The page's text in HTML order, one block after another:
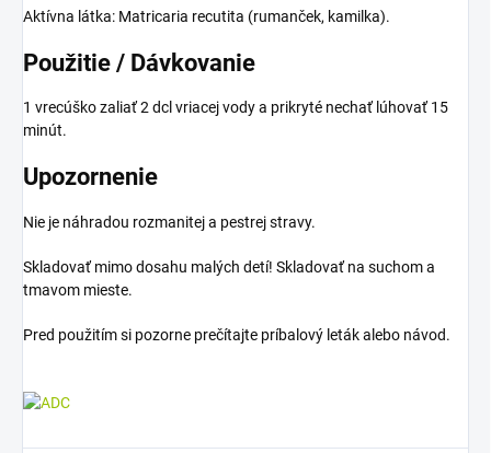
Aktívna látka: Matricaria recutita (rumanček, kamilka).
Použitie / Dávkovanie
1 vrecúško zaliať 2 dcl vriacej vody a prikryté nechať lúhovať 15
minút.
Upozornenie
Nie je náhradou rozmanitej a pestrej stravy.
Skladovať mimo dosahu malých detí! Skladovať na suchom a
tmavom mieste.
Pred použitím si pozorne prečítajte príbalový leták alebo návod.